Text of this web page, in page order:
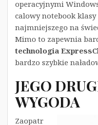
operacyjnymi
calowy notebook
najmniejszego na
Mimo to zapewnia
technologia
bardzo szybkie
JEGO
WYGODA
Zaopatr